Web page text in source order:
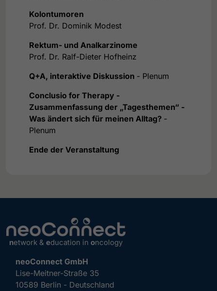
Kolontumoren
Prof. Dr. Dominik Modest
Rektum- und Analkarzinome
Prof. Dr. Ralf-Dieter Hofheinz
Q+A, interaktive Diskussion - Plenum
Conclusio for Therapy -
Zusammenfassung der „Tagesthemen“ -
Was ändert sich für meinen Alltag? -
Plenum
Ende der Veranstaltung
network & education in oncology
neoConnect GmbH
Lise-Meitner-Straße 35
10589 Berlin - Deutschland